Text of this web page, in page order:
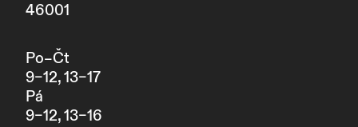
46001
Po–Čt
9–12, 13–17
Pá
9–12, 13–16